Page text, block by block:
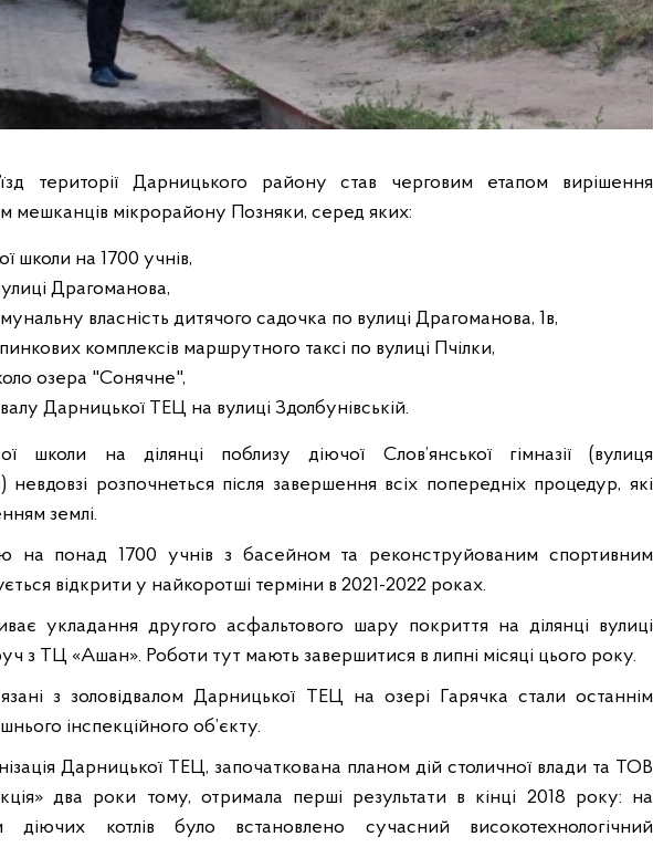
території Дарницького району став черговим етапом вирішення
мешканців мікрорайону Позняки, серед яких:
школи на 1700 учнів,
Драгоманова,
власність дитячого садочка по вулиці Драгоманова, 1в,
комплексів маршрутного таксі по вулиці Пчілки,
озера "Сонячне",
Дарницької ТЕЦ на вулиці Здолбунівській.
школи на ділянці поблизу діючої Слов’янської гімназії (вулиця
невдовзі розпочнеться після завершення всіх попередніх процедур, які
землі.
на понад 1700 учнів з басейном та реконструйованим спортивним
відкрити у найкоротші терміни в 2021-2022 роках.
укладання другого асфальтового шару покриття на ділянці вулиці
з ТЦ «Ашан». Роботи тут мають завершитися в липні місяці цього року.
з золовідвалом Дарницької ТЕЦ на озері Гарячка стали останнім
інспекційного об’єкту.
Дарницької ТЕЦ, започаткована планом дій столичної влади та ТОВ
два роки тому, отримала перші результати в кінці 2018 року: на
котлів було встановлено сучасний високотехнологічний